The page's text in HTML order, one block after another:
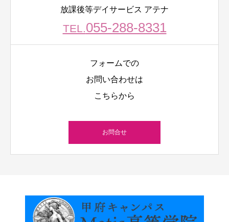
放課後等デイサービス アテナ
TEL. 055-288-8331
フォームでの
お問い合わせは
こちらから
お問合せ